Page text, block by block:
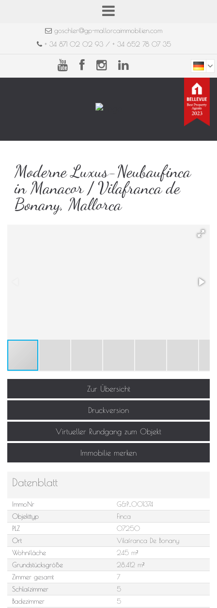
goschler@gp-mallorcaimmobilien.com
+ 34 871 02 02 93 / + 34 652 78 07 35
Moderne Luxus-Neubaufinca
in Manacor / Vilafranca de
Bonany, Mallorca
Zur Übersicht
Druckversion
Virtueller Rundgang zum Objekt
Immobilie merken
Datenblatt
ImmoNr
G&P_001374
Objekttyp
Finca
PLZ
07250
Ort
Vilafranca De Bonany
Wohnfläche
245 m²
Grundstücksgröße
28.412 m²
Zimmer gesamt
7
Schlafzimmer
5
Badezimmer
5